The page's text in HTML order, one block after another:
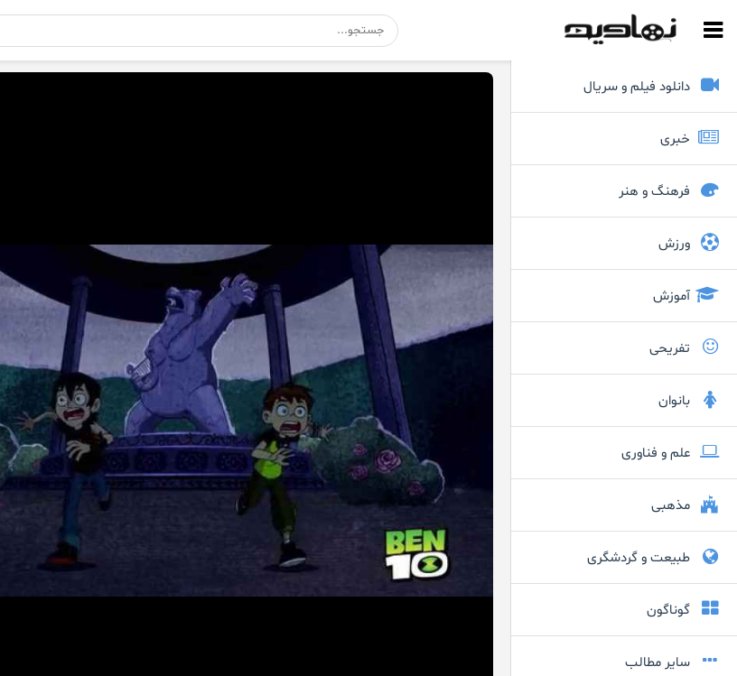
دانلود فیلم و سریال
خبری
فرهنگ و هنر
ورزش
آموزش
تفریحی
بانوان
علم و فناوری
مذهبی
طبیعت و گردشگری
گوناگون
سایر مطالب